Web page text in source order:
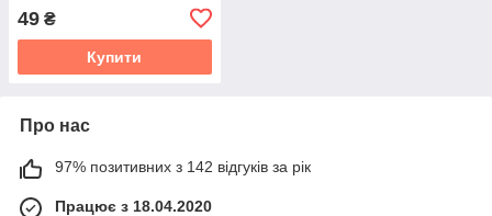
49 ₴
Купити
Про нас
97% позитивних з 142 відгуків за рік
Працює з 18.04.2020